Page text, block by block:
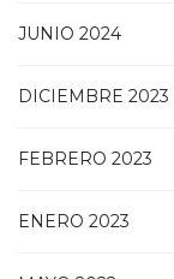
JUNIO 2024
DICIEMBRE 2023
FEBRERO 2023
ENERO 2023